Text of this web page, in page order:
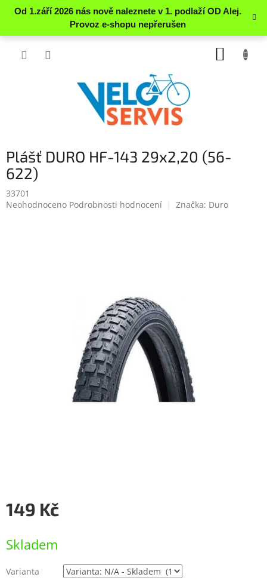
Přejít
Plášť DURO HF-143 29x2,20 (56-
622)
33701
Průměrné
Neohodnoceno Podrobnosti hodnocení Značka: Duro
149 Kč
cena:
Skladem
Varianta